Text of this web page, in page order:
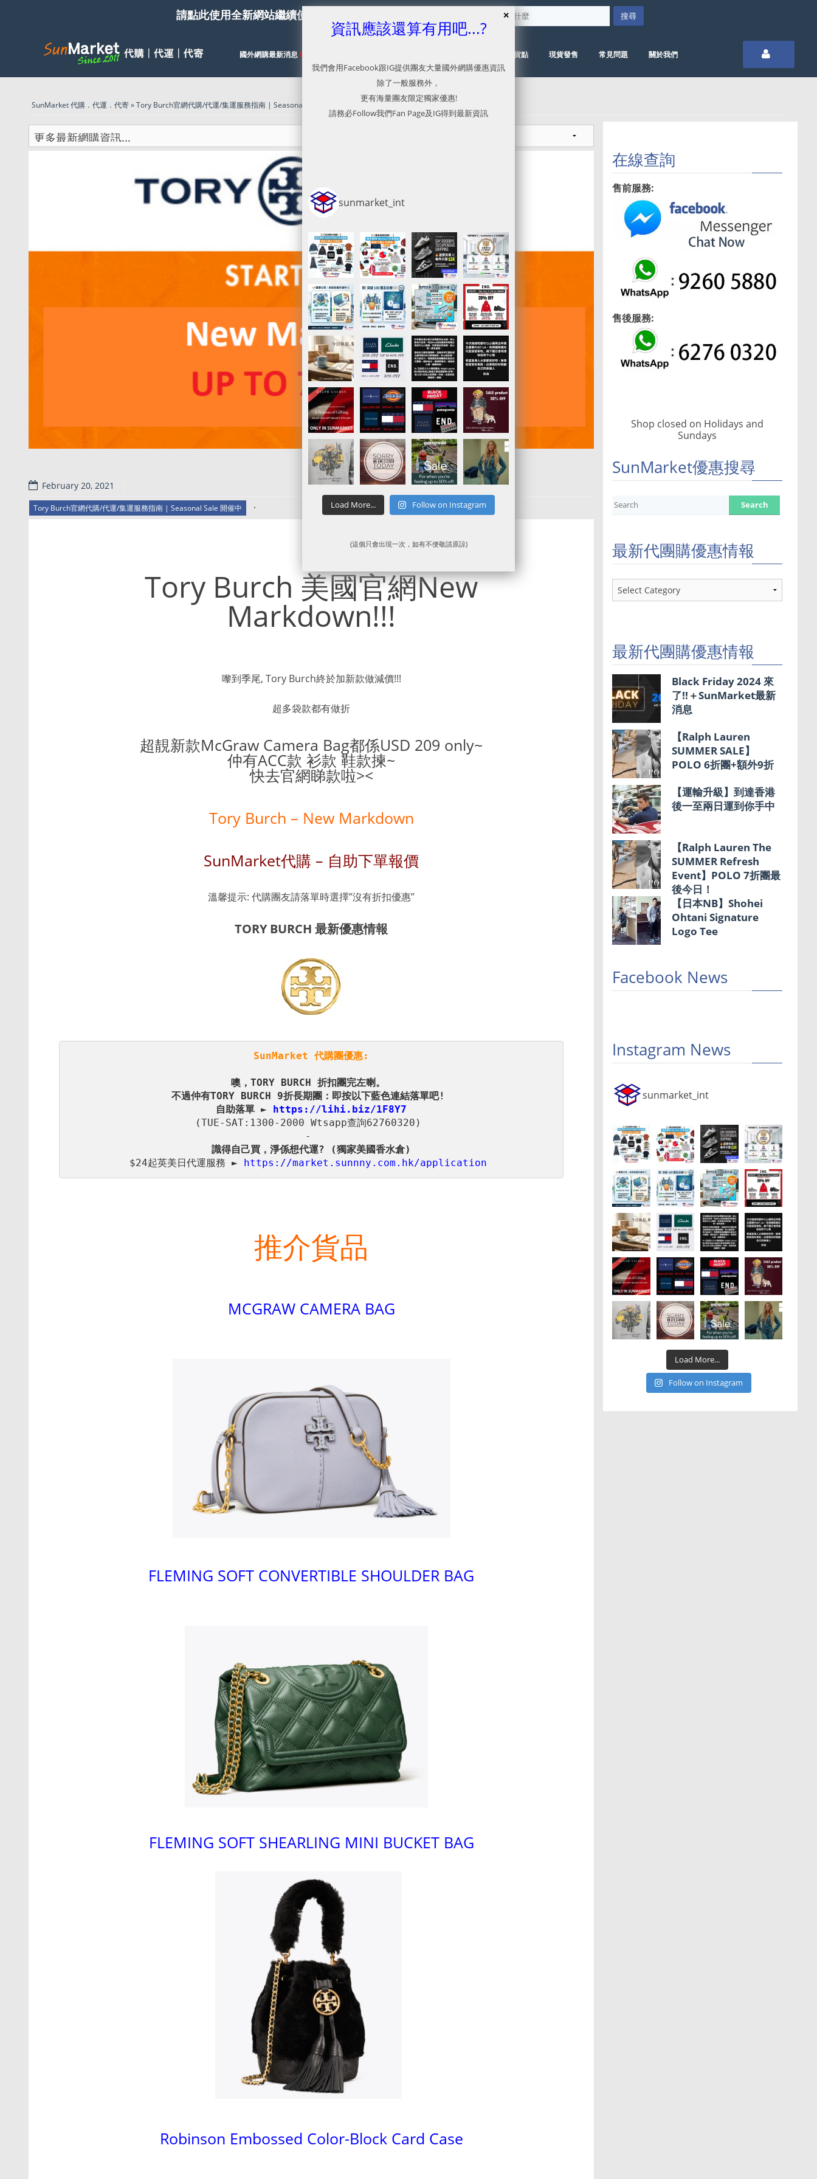
請點此使用全新網站繼續使用服務，本網已停止更新
國外網購最新消息 HOT 有關取貨點 現貨發售 常見問題 關於我們
SunMarket 代購．代運．代寄»Tory Burch官網代購/代運/集運服務指南 | Seasonal Sale 開催中
February 20, 2021
Tory Burch官網代購/代運/集運服務指南 | Seasonal Sale 開催中 .
Tory Burch 美國官網New
Markdown!!!
嚟到季尾, Tory Burch終於加新款做減價!!!
超多袋款都有做折
超靚新款McGraw Camera Bag都係USD 209 only~
仲有ACC款 衫款 鞋款揀~
快去官網睇款啦><
Tory Burch – New Markdown
SunMarket代購 – 自助下單報價
溫馨提示: 代購團友請落單時選擇”沒有折扣優惠”
TORY BURCH 最新優惠情報
SunMarket 代購團優惠:
噢，TORY BURCH 折扣
自助落單 ►
(TUE-SAT:1300-2000 Wtsapp查詢62760320)
$24起英美日代運服務 ► https://market.sunnny.com.hk/application
推介貨品
MCGRAW CAMERA BAG
FLEMING SOFT CONVERTIBLE SHOULDER BAG
FLEMING SOFT SHEARLING MINI BUCKET BAG
Robinson Embossed Color-Block Card Case
在線查詢
售前服務:
售後服務:
Shop closed on Holidays and
Sundays
SunMarket優惠搜尋
最新代團購優惠情報
最
新
優
惠
情
報
最新代團購優惠情報
Black Friday 2024 來
了!!＋SunMarket最新
消息
【Ralph Lauren
SUMMER SALE】
POLO 6折團+額外9折
【運輸升級】到達香港
後一至兩日運到你手中
【Ralph Lauren The
SUMMER Refresh
Event】POLO 7折團最
後今日！
【日本NB】Shohei
Ohtani Signature
Logo Tee
Facebook News
Instagram News
sunmarket_int
Load More...
Follow on Instagram
資訊應該還算有用吧...?
我們會用Facebook跟IG提供團友大量國外網購優惠資訊
除了一般服務外，
更有海量團友限定獨家優惠!
請務必Follow我們Fan Page及IG得到最新資訊
sunmarket_int
Load More... Follow on Instagram
(這個只會出現一次，如有不便敬請原諒)